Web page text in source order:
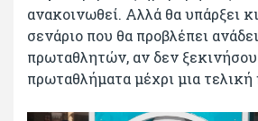
ανακοινωθεί. Αλλά θα υπάρξει
σενάριο που θα προβλέπει
πρωταθλητών, αν δεν
πρωταθλήματα μέχρι μια τελική